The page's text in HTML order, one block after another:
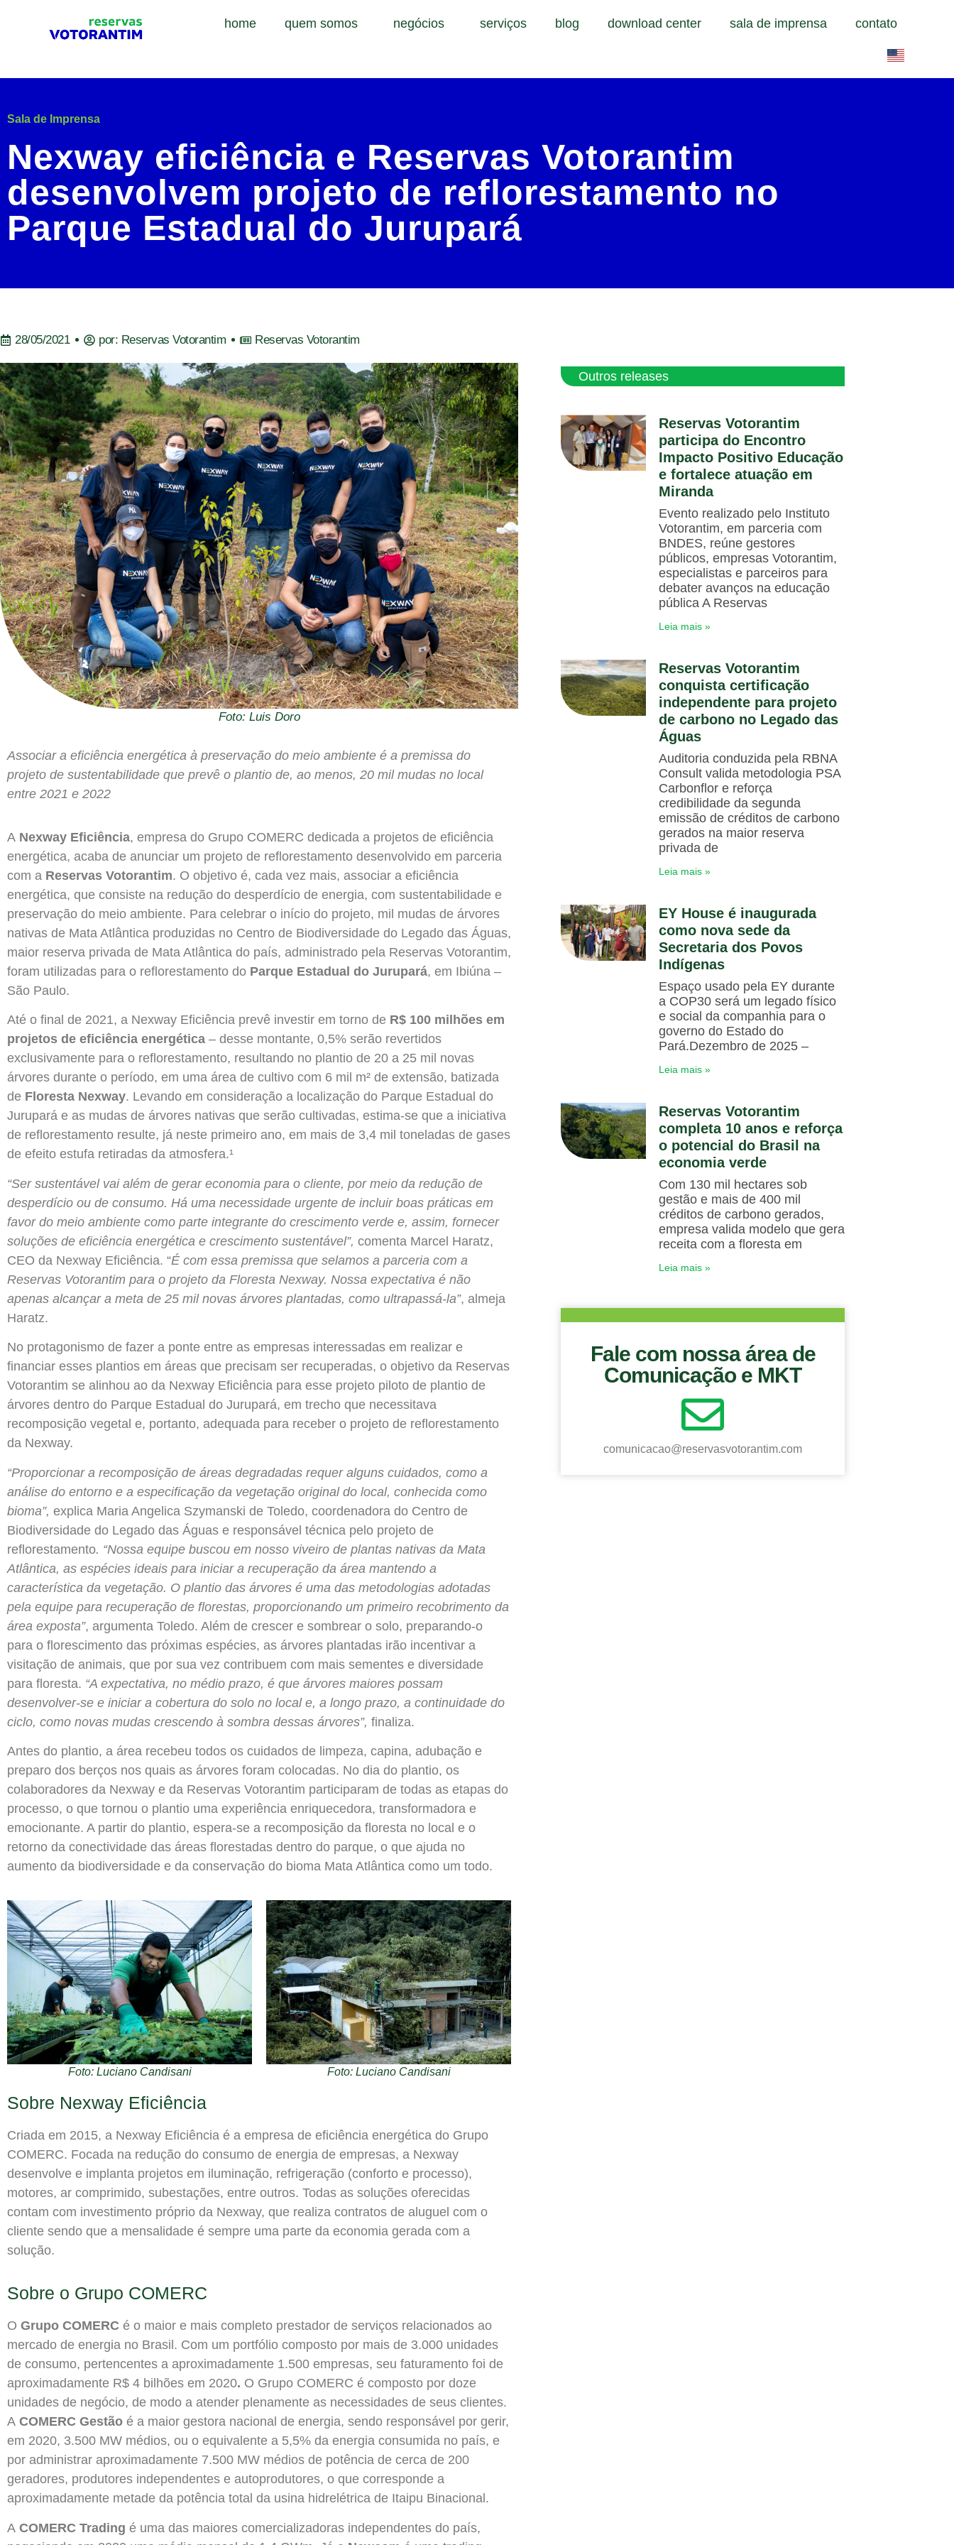
home quem somos negócios serviços blog download center sala de imprensa contato
Sala de Imprensa
Nexway eficiência e Reservas Votorantim
desenvolvem projeto de reflorestamento no
Parque Estadual do Jurupará
28/05/2021 por: Reservas Votorantim Reservas Votorantim
Foto: Luis Doro
Associar a eficiência energética à preservação do meio ambiente é a premissa do
projeto de sustentabilidade que prevê o plantio de, ao menos, 20 mil mudas no local
entre 2021 e 2022
A Nexway Eficiência, empresa do Grupo COMERC dedicada a projetos de eficiência
energética, acaba de anunciar um projeto de reflorestamento desenvolvido em parceria
com a Reservas Votorantim. O objetivo é, cada vez mais, associar a eficiência
energética, que consiste na redução do desperdício de energia, com sustentabilidade e
preservação do meio ambiente. Para celebrar o início do projeto, mil mudas de árvores
nativas de Mata Atlântica produzidas no Centro de Biodiversidade do Legado das Águas,
maior reserva privada de Mata Atlântica do país, administrado pela Reservas Votorantim,
foram utilizadas para o reflorestamento do Parque Estadual do Jurupará, em Ibiúna –
São Paulo.
Até o final de 2021, a Nexway Eficiência prevê investir em torno de R$ 100 milhões em
projetos de eficiência energética – desse montante, 0,5% serão revertidos
exclusivamente para o reflorestamento, resultando no plantio de 20 a 25 mil novas
árvores durante o período, em uma área de cultivo com 6 mil m² de extensão, batizada
de Floresta Nexway. Levando em consideração a localização do Parque Estadual do
Jurupará e as mudas de árvores nativas que serão cultivadas, estima-se que a iniciativa
de reflorestamento resulte, já neste primeiro ano, em mais de 3,4 mil toneladas de gases
de efeito estufa retiradas da atmosfera.¹
“Ser sustentável vai além de gerar economia para o cliente, por meio da redução de
desperdício ou de consumo. Há uma necessidade urgente de incluir boas práticas em
favor do meio ambiente como parte integrante do crescimento verde e, assim, fornecer
soluções de eficiência energética e crescimento sustentável”, comenta Marcel Haratz,
CEO da Nexway Eficiência. “É com essa premissa que selamos a parceria com a
Reservas Votorantim para o projeto da Floresta Nexway. Nossa expectativa é não
apenas alcançar a meta de 25 mil novas árvores plantadas, como ultrapassá-la”, almeja
Haratz.
No protagonismo de fazer a ponte entre as empresas interessadas em realizar e
financiar esses plantios em áreas que precisam ser recuperadas, o objetivo da Reservas
Votorantim se alinhou ao da Nexway Eficiência para esse projeto piloto de plantio de
árvores dentro do Parque Estadual do Jurupará, em trecho que necessitava
recomposição vegetal e, portanto, adequada para receber o projeto de reflorestamento
da Nexway.
“Proporcionar a recomposição de áreas degradadas requer alguns cuidados, como a
análise do entorno e a especificação da vegetação original do local, conhecida como
bioma”, explica Maria Angelica Szymanski de Toledo, coordenadora do Centro de
Biodiversidade do Legado das Águas e responsável técnica pelo projeto de
reflorestamento. “Nossa equipe buscou em nosso viveiro de plantas nativas da Mata
Atlântica, as espécies ideais para iniciar a recuperação da área mantendo a
característica da vegetação. O plantio das árvores é uma das metodologias adotadas
pela equipe para recuperação de florestas, proporcionando um primeiro recobrimento da
área exposta”, argumenta Toledo. Além de crescer e sombrear o solo, preparando-o
para o florescimento das próximas espécies, as árvores plantadas irão incentivar a
visitação de animais, que por sua vez contribuem com mais sementes e diversidade
para floresta. “A expectativa, no médio prazo, é que árvores maiores possam
desenvolver-se e iniciar a cobertura do solo no local e, a longo prazo, a continuidade do
ciclo, como novas mudas crescendo à sombra dessas árvores”, finaliza.
Antes do plantio, a área recebeu todos os cuidados de limpeza, capina, adubação e
preparo dos berços nos quais as árvores foram colocadas. No dia do plantio, os
colaboradores da Nexway e da Reservas Votorantim participaram de todas as etapas do
processo, o que tornou o plantio uma experiência enriquecedora, transformadora e
emocionante. A partir do plantio, espera-se a recomposição da floresta no local e o
retorno da conectividade das áreas florestadas dentro do parque, o que ajuda no
aumento da biodiversidade e da conservação do bioma Mata Atlântica como um todo.
Foto: Luciano Candisani Foto: Luciano Candisani
Sobre Nexway Eficiência
Criada em 2015, a Nexway Eficiência é a empresa de eficiência energética do Grupo
COMERC. Focada na redução do consumo de energia de empresas, a Nexway
desenvolve e implanta projetos em iluminação, refrigeração (conforto e processo),
motores, ar comprimido, subestações, entre outros. Todas as soluções oferecidas
contam com investimento próprio da Nexway, que realiza contratos de aluguel com o
cliente sendo que a mensalidade é sempre uma parte da economia gerada com a
solução.
Sobre o Grupo COMERC
O Grupo COMERC é o maior e mais completo prestador de serviços relacionados ao
mercado de energia no Brasil. Com um portfólio composto por mais de 3.000 unidades
de consumo, pertencentes a aproximadamente 1.500 empresas, seu faturamento foi de
aproximadamente R$ 4 bilhões em 2020. O Grupo COMERC é composto por doze
unidades de negócio, de modo a atender plenamente as necessidades de seus clientes.
A COMERC Gestão é a maior gestora nacional de energia, sendo responsável por gerir,
em 2020, 3.500 MW médios, ou o equivalente a 5,5% da energia consumida no país, e
por administrar aproximadamente 7.500 MW médios de potência de cerca de 200
geradores, produtores independentes e autoprodutores, o que corresponde a
aproximadamente metade da potência total da usina hidrelétrica de Itaipu Binacional.
A COMERC Trading é uma das maiores comercializadoras independentes do país,
Outros releases
Reservas Votorantim
participa do Encontro
Impacto Positivo Educação
e fortalece atuação em
Miranda
Evento realizado pelo Instituto
Votorantim, em parceria com
BNDES, reúne gestores
públicos, empresas Votorantim,
especialistas e parceiros para
debater avanços na educação
pública A Reservas
Leia mais »
Reservas Votorantim
conquista certificação
independente para projeto
de carbono no Legado das
Águas
Auditoria conduzida pela RBNA
Consult valida metodologia PSA
Carbonflor e reforça
credibilidade da segunda
emissão de créditos de carbono
gerados na maior reserva
privada de
Leia mais »
EY House é inaugurada
como nova sede da
Secretaria dos Povos
Indígenas
Espaço usado pela EY durante
a COP30 será um legado físico
e social da companhia para o
governo do Estado do
Pará.Dezembro de 2025 –
Leia mais »
Reservas Votorantim
completa 10 anos e reforça
o potencial do Brasil na
economia verde
Com 130 mil hectares sob
gestão e mais de 400 mil
créditos de carbono gerados,
empresa valida modelo que gera
receita com a floresta em
Leia mais »
Fale com nossa área de
Comunicação e MKT
comunicacao@reservasvotorantim.com